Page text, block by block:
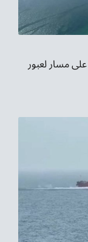
مسار لعبور